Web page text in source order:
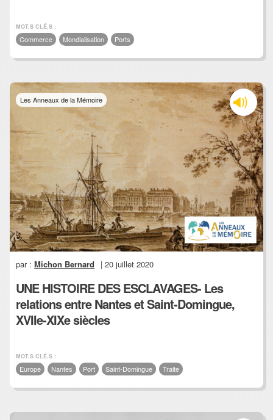
MOT.S CLÉ.S :
Commerce Mondialisation Ports
Les Anneaux de la Mémoire
par :Michon Bernard | 20 juillet 2020
UNE HISTOIRE DES ESCLAVAGES- Les
relations entre Nantes et Saint-Domingue,
XVIIe-XIXe siècles
MOT.S CLÉ.S :
Europe Nantes Port Saint-Domingue Traite